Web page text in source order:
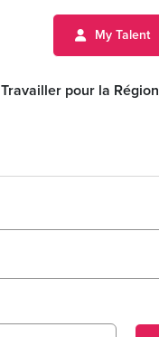
Travailler pour la Région
My Talent